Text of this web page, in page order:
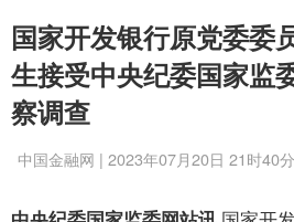
国家开发银行原党委委
生接受中央纪委国家监
察调查
中国金融网 | 2023年07月20日 21时40分